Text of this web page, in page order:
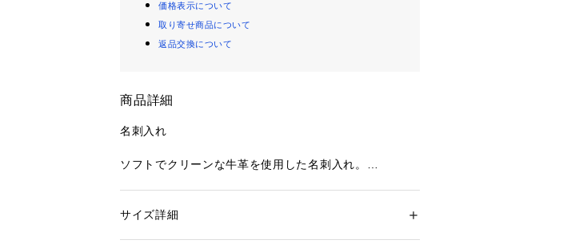
価格表示について
取り寄せ商品について
返品交換について
商品詳細
名刺入れ
ソフトでクリーンな牛革を使用した名刺入れ。
裏地に使用したチェックがアクセントとなります。
性別：メンズ
サイズ詳細